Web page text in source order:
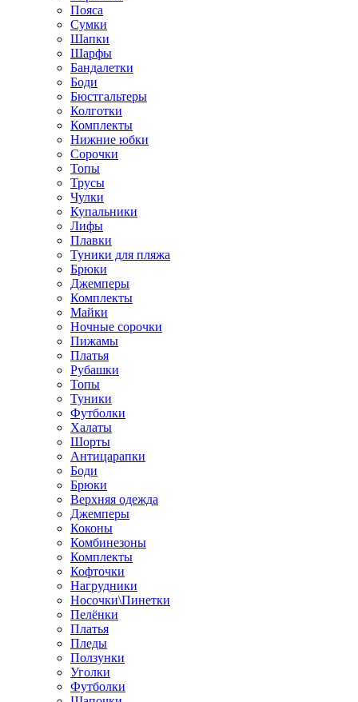
Пояса
Сумки
Шапки
Шарфы
Бандалетки
Боди
Бюстгальтеры
Колготки
Комплекты
Нижние юбки
Сорочки
Топы
Трусы
Чулки
Купальники
Лифы
Плавки
Туники для пляжа
Брюки
Джемперы
Комплекты
Майки
Ночные сорочки
Пижамы
Платья
Рубашки
Топы
Туники
Футболки
Халаты
Шорты
Антицарапки
Боди
Брюки
Верхняя одежда
Джемперы
Коконы
Комбинезоны
Комплекты
Кофточки
Нагрудники
Носочки\Пинетки
Пелёнки
Платья
Пледы
Ползунки
Уголки
Футболки